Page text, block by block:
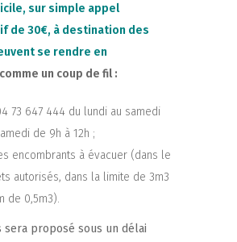
sur simple appel
de 30€, à destination des
se rendre en
un coup de fil :
73 647 444 du lundi au samedi
de 9h à 12h ;
encombrants à évacuer (dans le
autorisés, dans la limite de 3m3
de 0,5m3).
sera proposé sous un délai